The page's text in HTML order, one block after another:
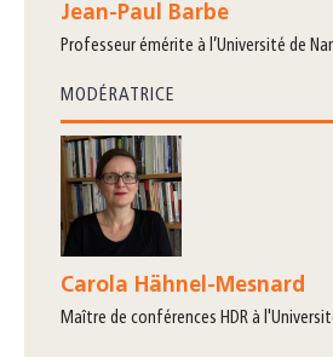
Jean-Paul Barbe
professeur émérite à l’Université de
MODÉRATRICE
Carola Hähnel-Mesnard
maître de conférences HDR à